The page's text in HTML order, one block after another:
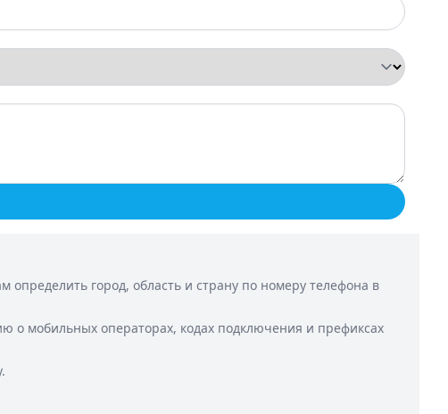
город, область и страну по номеру телефона в
о мобильных операторах, кодах подключения и префиксах